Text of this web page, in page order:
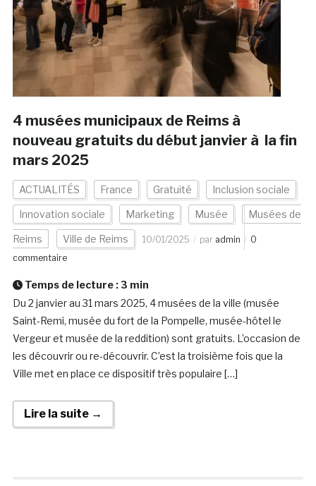
4 musées municipaux de Reims à
nouveau gratuits du début janvier à la fin
mars 2025
ACTUALITÉS France Gratuité Inclusion sociale
Innovation sociale Marketing Musée Musées de
Reims Ville de Reims 10/01/2025 par admin
0
commentaire
Temps de lecture : 3 min
Du 2 janvier au 31 mars 2025, 4 musées de la ville (musée
Saint-Remi, musée du fort de la Pompelle, musée-hôtel le
Vergeur et musée de la reddition) sont gratuits. L’occasion de
les découvrir ou re-découvrir. C’est la troisième fois que la
Ville met en place ce dispositif très populaire […]
Lire la suite →